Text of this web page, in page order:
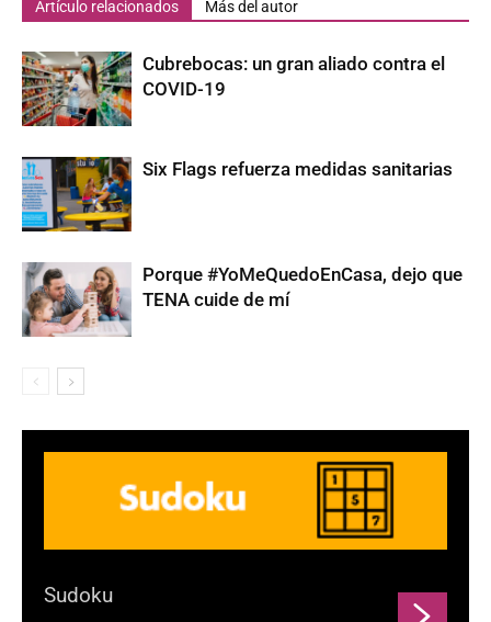
Artículo relacionados Más del autor
Cubrebocas: un gran aliado contra el
COVID-19
Six Flags refuerza medidas sanitarias
Porque #YoMeQuedoEnCasa, dejo que
TENA cuide de mí
Sudoku